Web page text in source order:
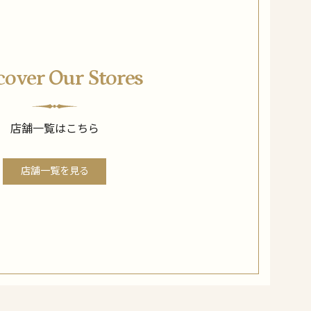
Our Stores
店舗一覧はこちら
店舗一覧を見る